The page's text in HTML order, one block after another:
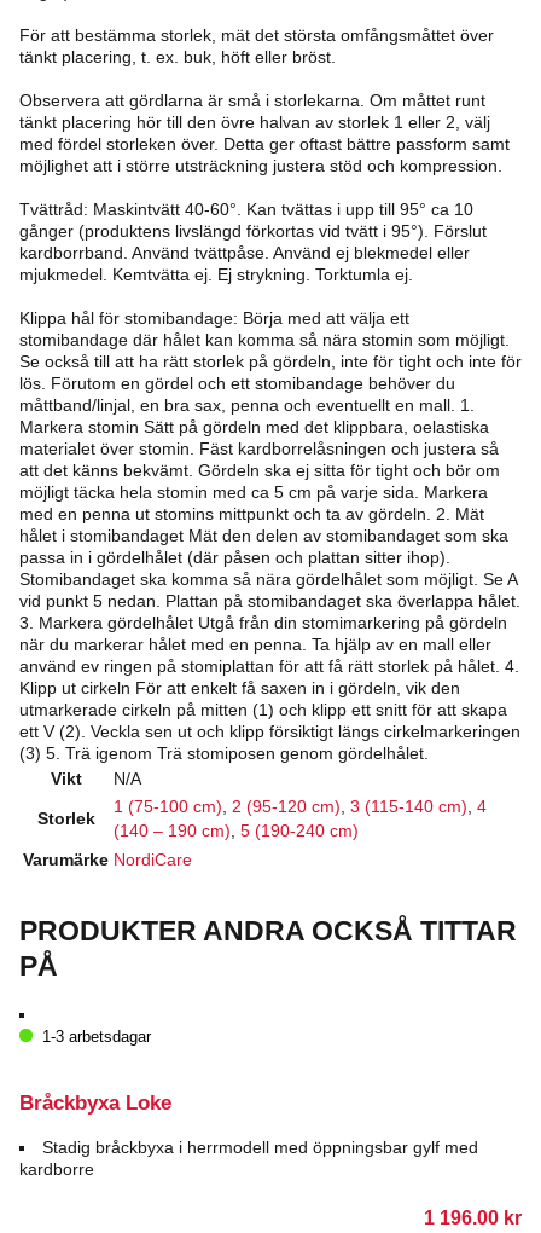
För att bestämma storlek, mät det största omfångsmåttet över
tänkt placering, t. ex. buk, höft eller bröst.
Observera att gördlarna är små i storlekarna. Om måttet runt
tänkt placering hör till den övre halvan av storlek 1 eller 2, välj
med fördel storleken över. Detta ger oftast bättre passform samt
möjlighet att i större utsträckning justera stöd och kompression.
Tvättråd: Maskintvätt 40-60°. Kan tvättas i upp till 95° ca 10
gånger (produktens livslängd förkortas vid tvätt i 95°). Förslut
kardborrband. Använd tvättpåse. Använd ej blekmedel eller
mjukmedel. Kemtvätta ej. Ej strykning. Torktumla ej.
Klippa hål för stomibandage: Börja med att välja ett
stomibandage där hålet kan komma så nära stomin som möjligt.
Se också till att ha rätt storlek på gördeln, inte för tight och inte för
lös. Förutom en gördel och ett stomibandage behöver du
måttband/linjal, en bra sax, penna och eventuellt en mall. 1.
Markera stomin Sätt på gördeln med det klippbara, oelastiska
materialet över stomin. Fäst kardborrelåsningen och justera så
att det känns bekvämt. Gördeln ska ej sitta för tight och bör om
möjligt täcka hela stomin med ca 5 cm på varje sida. Markera
med en penna ut stomins mittpunkt och ta av gördeln. 2. Mät
hålet i stomibandaget Mät den delen av stomibandaget som ska
passa in i gördelhålet (där påsen och plattan sitter ihop).
Stomibandaget ska komma så nära gördelhålet som möjligt. Se A
vid punkt 5 nedan. Plattan på stomibandaget ska överlappa hålet.
3. Markera gördelhålet Utgå från din stomimarkering på gördeln
när du markerar hålet med en penna. Ta hjälp av en mall eller
använd ev ringen på stomiplattan för att få rätt storlek på hålet. 4.
Klipp ut cirkeln För att enkelt få saxen in i gördeln, vik den
utmarkerade cirkeln på mitten (1) och klipp ett snitt för att skapa
ett V (2). Veckla sen ut och klipp försiktigt längs cirkelmarkeringen
(3) 5. Trä igenom Trä stomiposen genom gördelhålet.
Vikt
N/A
Storlek
1 (75-100 cm) 2 (95-120 cm) 3 (115-140 cm) 4
(140 – 190 cm) 5 (190-240 cm)
Varumärke NordiCare
PRODUKTER ANDRA OCKSÅ TITTAR
PÅ
1-3 arbetsdagar
Bråckbyxa Loke
Stadig bråckbyxa i herrmodell med öppningsbar gylf med
kardborre
1 196.00 kr